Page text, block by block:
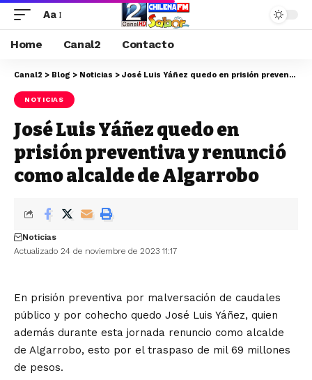
Aa
Home Canal2 Contacto
Canal2 > Blog > Noticias > José Luis Yáñez quedo en prisión preventiva y renunció como alcalde de Algarrobo
NOTICIAS
José Luis Yáñez quedo en
prisión preventiva y renunció
como alcalde de Algarrobo
Actualizado 24 de noviembre de 2023 11:17
Noticias
En prisión preventiva por malversación de caudales
público y por cohecho quedo José Luis Yáñez, quien
además durante esta jornada renuncio como alcalde
de Algarrobo, esto por el traspaso de mil 69 millones
de pesos.